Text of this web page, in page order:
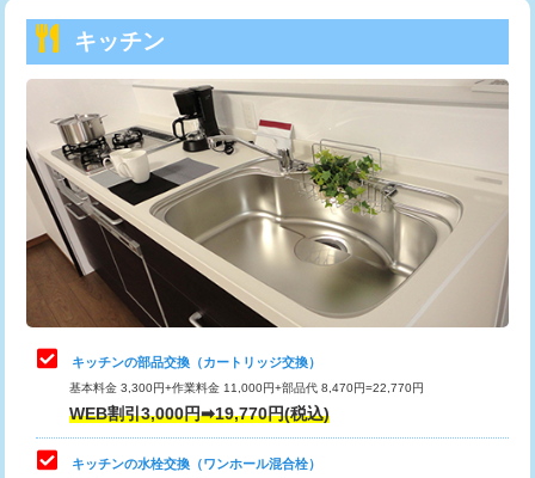
給水管工事※（ホール加工)
給水管工事※（バンド止め) 3,300円
給水管工事※（支持金具設置) 5,500円
給水管工事※（保温材使用（バンド止
め込み）)
5,500円
給水管工事※（土の掘削・埋め戻し作
11,000円
給水管工事※（塩ビ管（VP・HI）使
用/3ｍまで)
給水管工事※（塩ビ管（VP・HI）使
用（追加）/3ｍ超え)
トーラー機使用/3mまで
追加トーラー機使用/3m超え +3,300円
カメラ調査 33,000円
桝清掃 8,800円
止水・漏水調査・防水処理・清掃・修
理・調整・分解・加工など（軽作業）
11,000円
止水・漏水調査・防水処理・清掃・修
理・調整・分解・加工など（中作業）
22,000円
止水・漏水調査・防水処理・清掃・修
理・調整・分解・加工など（重作業）
33,000円
お風呂タンク脱着
キッチン
キッチンの部品交換（カートリッジ交換）
基本料金 3,300円+作業料金 11,000円+部品代 8,470円=22,770円
WEB割引3,000円➡19,770円(税込)
キッチンの水栓交換（ワンホール混合栓）